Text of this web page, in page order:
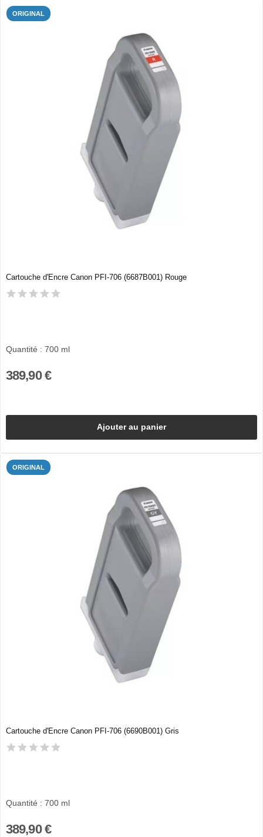
ORIGINAL
Cartouche d'Encre Canon PFI-706 (6687B001) Rouge
Quantité : 700 ml
389,90 €
Ajouter au panier
ORIGINAL
Cartouche d'Encre Canon PFI-706 (6690B001) Gris
Quantité : 700 ml
389,90 €